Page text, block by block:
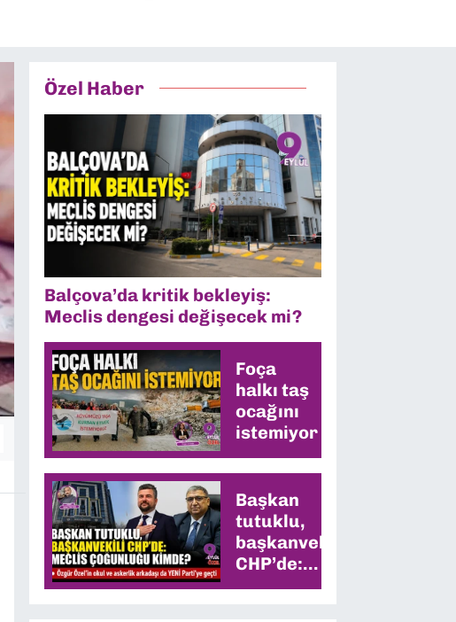
Özel Haber
Balçova’da kritik bekleyiş:
Meclis dengesi değişecek mi?
Foça
halkı taş
ocağını
istemiyor
Başkan
tutuklu,
başkanvekili
CHP’de:
Meclis